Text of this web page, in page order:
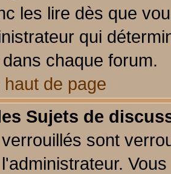
les lire dès que
qui
chaque forum.
de page
Sujets de
sont